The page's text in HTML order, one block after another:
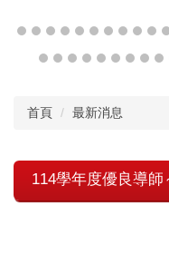
首頁 最新消息
114學年度優良導